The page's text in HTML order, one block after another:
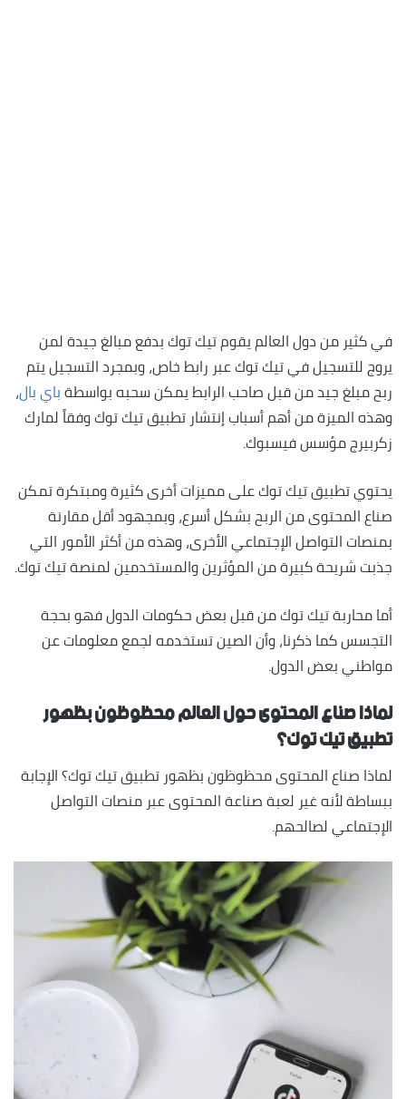
في كثير من دول العالم يقوم تيك توك بدفع مبالغ جيدة لمن
يروج للتسجيل في تيك توك عبر رابط خاص، وبمجرد التسجيل يتم
ربح مبلغ جيد من قبل صاحب الرابط يمكن سحبه بواسطةباي بال،
وهذه الميزة من أهم أسباب إنتشار تطبيق تيك توك وفقاً لمارك
زكربيرج مؤسس فيسبوك.
يحتوي تطبيق تيك توك على مميزات أخرى كثيرة ومبتكرة تمكن
صناع المحتوى من الربح بشكل أسرع، وبمجهود أقل مقارنة
بمنصات التواصل الإجتماعي الأخرى، وهذه من أكثر الأمور التي
جذبت شريحة كبيرة من المؤثرين والمستخدمين لمنصة تيك توك.
أما محاربة تيك توك من قبل بعض حكومات الدول فهو بحجة
التجسس كما ذكرنا، وأن الصين تستخدمه لجمع معلومات عن
مواطني بعض الدول.
لماذا صناع المحتوى حول العالم محظوظون بظهور
تطبيق تيك توك؟
لماذا صناع المحتوى محظوظون بظهور تطبيق تيك توك؟ الإجابة
ببساطة لأنه غير لعبة صناعة المحتوى عبر منصات التواصل
الإجتماعي لصالحهم.